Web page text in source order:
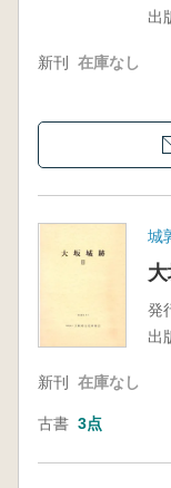
出
新刊 在庫なし
城
発
出
新刊 在庫なし
古書 3点